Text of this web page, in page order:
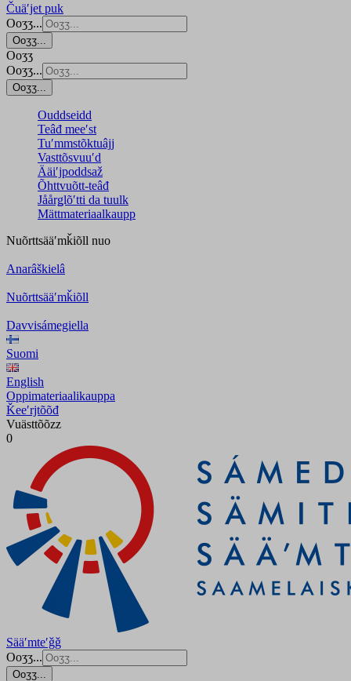
Čuäʹjet puk
Ooʒʒ...
Ooʒʒ...
Ooʒʒ
Ooʒʒ...
Ooʒʒ...
Ouddseidd
Teâđ meeʹst
Tuʹmmstõktuâjj
Vasttõsvuuʹd
Ääiʹjpoddsaž
Õhttvuõtt-teâđ
Jåårǥlõʹtti da tuulk
Mättmateriaalkaupp
Nuõrttsääʹmǩiõll nuo
Anarâškielâ
Nuõrttsääʹmǩiõll
Davvisámegiella
Suomi
English
Oppimateriaalikauppa
Ǩeeʹrjtõõđ
Vuästtõõzz
0
Sääʹmteʹǧǧ
Ooʒʒ...
Ooʒʒ...